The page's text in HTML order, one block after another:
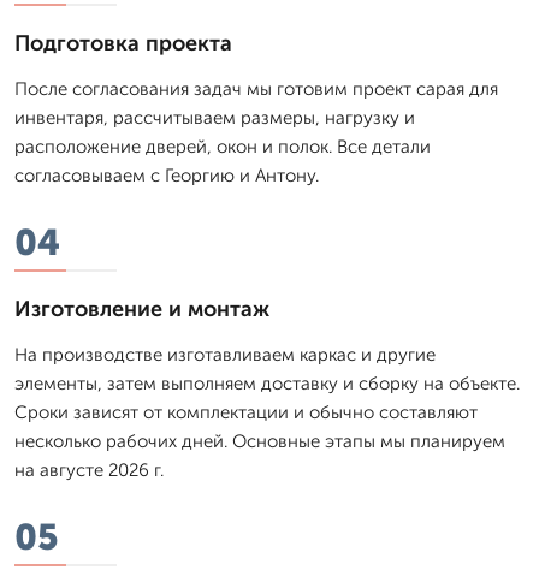
Подготовка проекта
После согласования задач мы готовим проект сарая для
инвентаря, рассчитываем размеры, нагрузку и
расположение дверей, окон и полок. Все детали
согласовываем с Георгию и Антону.
04
Изготовление и монтаж
На производстве изготавливаем каркас и другие
элементы, затем выполняем доставку и сборку на объекте.
Сроки зависят от комплектации и обычно составляют
несколько рабочих дней. Основные этапы мы планируем
на августе 2026 г.
05